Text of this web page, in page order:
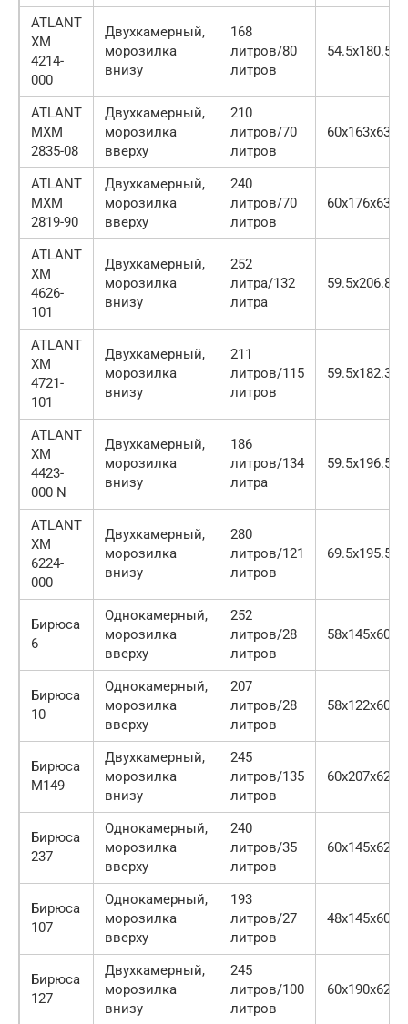
ATLANT
ХМ
4214-
000
Двухкамерный,
морозилка
внизу
168
литров/80
литров
ATLANT
MXM
2835-08
Двухкамерный,
морозилка
вверху
210
литров/70
литров
60х163х63
ATLANT
MXM
2819-90
Двухкамерный,
морозилка
вверху
240
литров/70
литров
60х176х63
ATLANT
ХМ
4626-
101
Двухкамерный,
морозилка
внизу
252
литра/132
литра
ATLANT
ХМ
4721-
101
Двухкамерный,
морозилка
внизу
211
литров/115
литров
ATLANT
ХМ
4423-
000 N
Двухкамерный,
морозилка
внизу
186
литров/134
литра
ATLANT
ХМ
6224-
000
Двухкамерный,
морозилка
внизу
280
литров/121
литров
Бирюса
6
Однокамерный,
морозилка
вверху
252
литров/28
литров
58х145х60
Бирюса
10
Однокамерный,
морозилка
вверху
207
литров/28
литров
58х122х60
Бирюса
M149
Двухкамерный,
морозилка
внизу
245
литров/135
литров
60х207х62.5
Бирюса
237
Однокамерный,
морозилка
вверху
240
литров/35
литров
60х145х62.5
Бирюса
107
Однокамерный,
морозилка
вверху
193
литров/27
литров
48х145х60.5
Бирюса
127
Двухкамерный,
морозилка
внизу
245
литров/100
литров
60х190х62.5